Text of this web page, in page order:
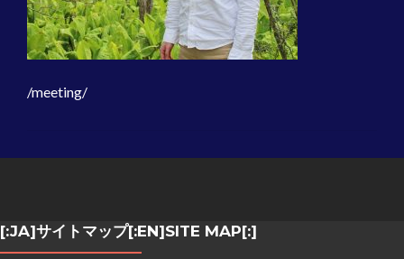
/meeting/
[:JA]サイトマップ[:EN]SITE MAP[:]